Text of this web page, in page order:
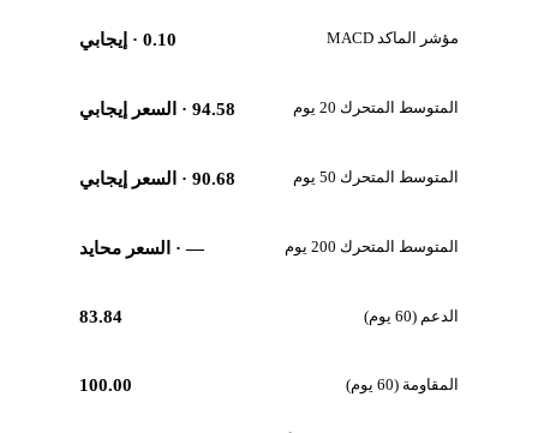
مؤشر الماكد MACD 0.10· إيجابي
المتوسط المتحرك 20 يوم 94.58· السعر إيجابي
المتوسط المتحرك 50 يوم 90.68· السعر إيجابي
المتوسط المتحرك 200 يوم —· السعر محايد
الدعم (60 يوم) 83.84
المقاومة (60 يوم) 100.00